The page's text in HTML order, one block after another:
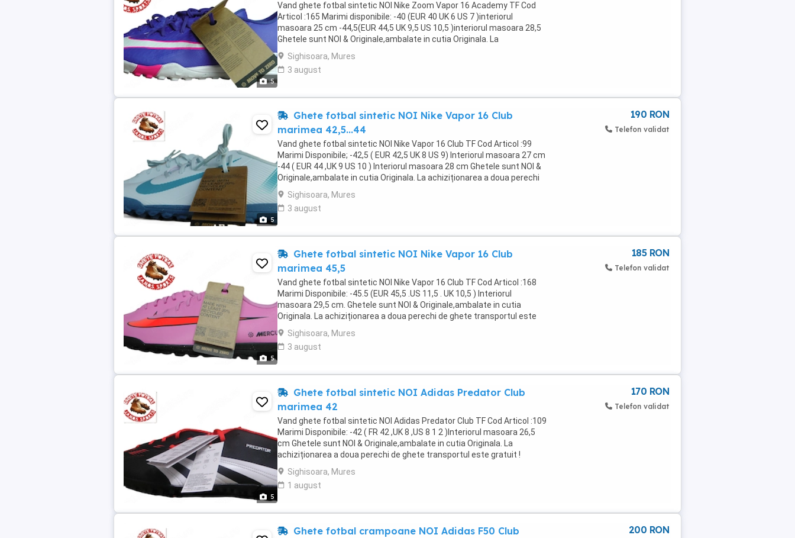
5
Vand ghete fotbal sintetic NOI Nike Zoom Vapor 16 Academy TF Cod
Articol :165 Marimi disponibile: -40 (EUR 40 UK 6 US 7 )interiorul
masoara 25 cm -44,5(EUR 44,5 UK 9,5 US 10,5 )interiorul masoara 28,5
Ghetele sunt NOI & Originale,ambalate in cutia Originala. La
achiziționarea a doua perechi de ghete ...
Sighisoara, Mures
3 august
5
Ghete fotbal sintetic NOI Nike Vapor 16 Club
marimea 42,5...44
Vand ghete fotbal sintetic NOI Nike Vapor 16 Club TF Cod Articol :99
Marimi Disponibile; -42,5 ( EUR 42,5 UK 8 US 9) Interiorul masoara 27 cm
-44 ( EUR 44 ,UK 9 US 10 ) Interiorul masoara 28 cm Ghetele sunt NOI &
Originale,ambalate in cutia Originala. La achiziționarea a doua perechi
de ghete transportul ...
Sighisoara, Mures
3 august
190 RON
Telefon validat
5
Ghete fotbal sintetic NOI Nike Vapor 16 Club
marimea 45,5
Vand ghete fotbal sintetic NOI Nike Vapor 16 Club TF Cod Articol :168
Marimi Disponibile: -45.5 (EUR 45,5 .US 11,5 . UK 10,5 ) Interiorul
masoara 29,5 cm. Ghetele sunt NOI & Originale,ambalate in cutia
Originala. La achiziționarea a doua perechi de ghete transportul este
gratuit ! Livrare in maxim ...
Sighisoara, Mures
3 august
185 RON
Telefon validat
5
Ghete fotbal sintetic NOI Adidas Predator Club
marimea 42
Vand ghete fotbal sintetic NOI Adidas Predator Club TF Cod Articol :109
Marimi Disponibile: -42 ( FR 42 ,UK 8 ,US 8 1 2 )Interiorul masoara 26,5
cm Ghetele sunt NOI & Originale,ambalate in cutia Originala. La
achiziționarea a doua perechi de ghete transportul este gratuit !
Livrare in maxim 48 ore ...
Sighisoara, Mures
1 august
170 RON
Telefon validat
Ghete fotbal crampoane NOI Adidas F50 Club 200 RON